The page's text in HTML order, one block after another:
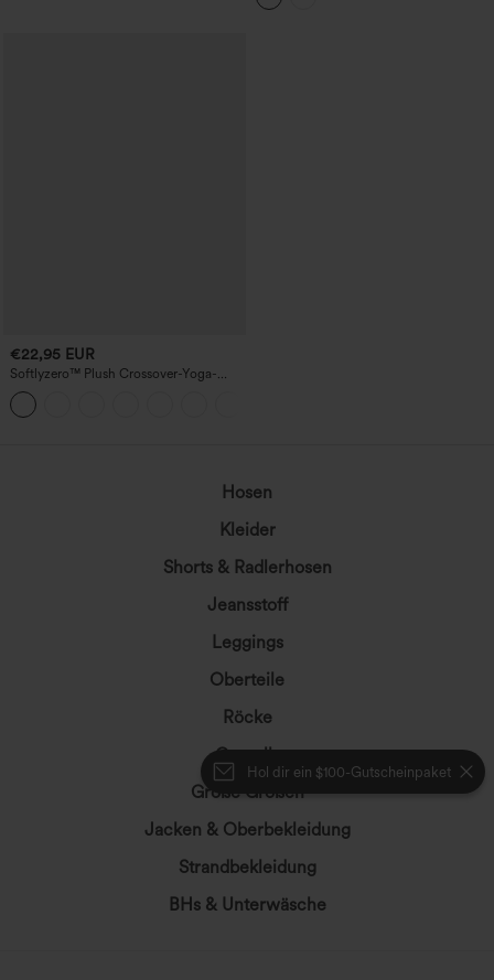
Hol dir ein $100-Gutscheinpaket
€22,95 EUR
Softlyzero™ Plush Crossover-Yoga-
Bikershorts mit hoher Taille und
Seitentasche, 17,8 cm-UPF50+
Hosen
Kleider
Shorts & Radlerhosen
Jeansstoff
Leggings
Oberteile
Röcke
Overalls
Große Größen
Jacken & Oberbekleidung
Strandbekleidung
BHs & Unterwäsche